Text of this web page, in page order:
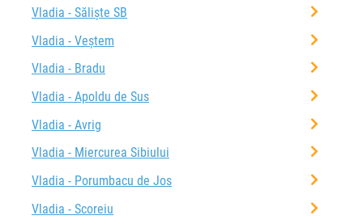
Vladia - Săliște SB
Vladia - Veștem
Vladia - Bradu
Vladia - Apoldu de Sus
Vladia - Avrig
Vladia - Miercurea Sibiului
Vladia - Porumbacu de Jos
Vladia - Scoreiu